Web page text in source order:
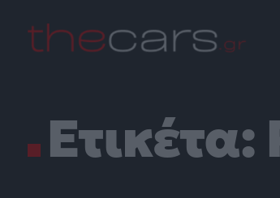
content
Ετικέτα: